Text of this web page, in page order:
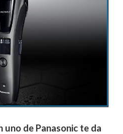
de Panasonic te da